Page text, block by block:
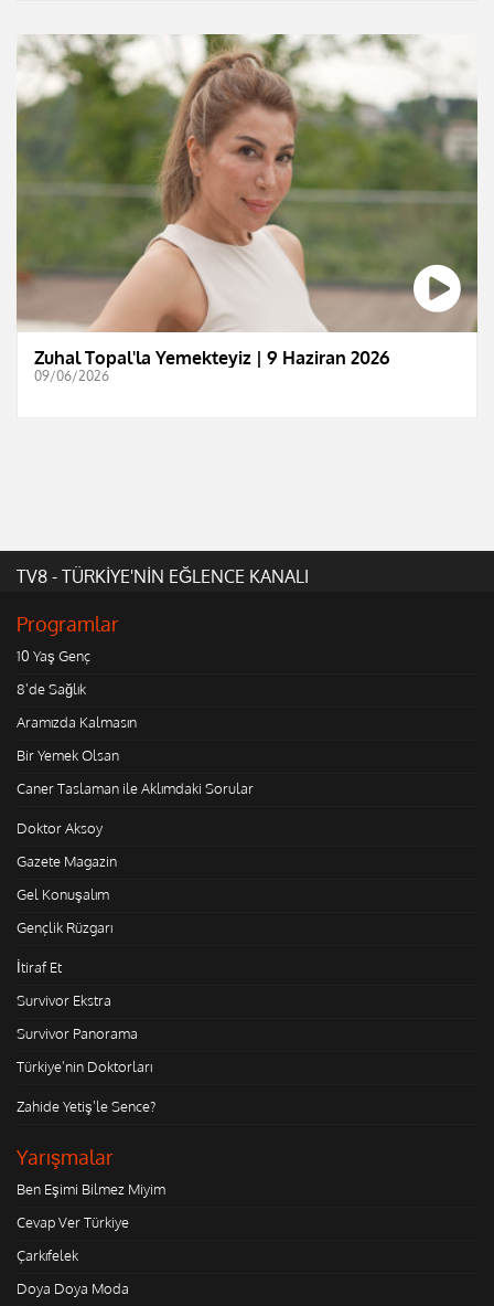
Zuhal Topal'la Yemekteyiz | 9 Haziran 2026
09/06/2026
TV8 - TÜRKİYE'NİN EĞLENCE KANALI
Programlar
10 Yaş Genç
8'de Sağlık
Aramızda Kalmasın
Bir Yemek Olsan
Caner Taslaman ile Aklımdaki Sorular
Doktor Aksoy
Gazete Magazin
Gel Konuşalım
Gençlik Rüzgarı
İtiraf Et
Survivor Ekstra
Survivor Panorama
Türkiye'nin Doktorları
Zahide Yetiş'le Sence?
Yarışmalar
Ben Eşimi Bilmez Miyim
Cevap Ver Türkiye
Çarkıfelek
Doya Doya Moda